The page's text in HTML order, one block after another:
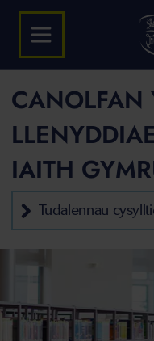
IAITH
Tudalennau